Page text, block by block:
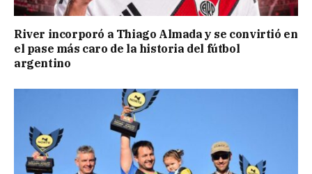
River incorporó a Thiago Almada y se convirtió en
el pase más caro de la historia del fútbol
argentino